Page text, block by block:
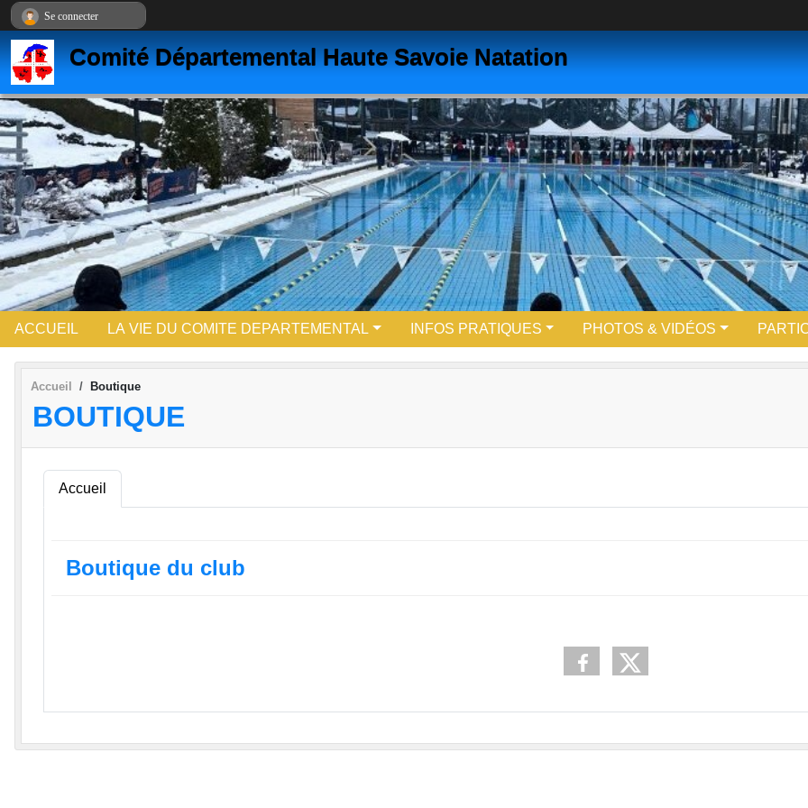
Comité Départemental Haute Savoie Natation
ACCUEIL LA VIE DU COMITE DEPARTEMENTAL INFOS PRATIQUES PHOTOS & VIDÉOS
Accueil Boutique
BOUTIQUE
Accueil
Boutique du club
Se connecter
Panneau de gestion des cookies